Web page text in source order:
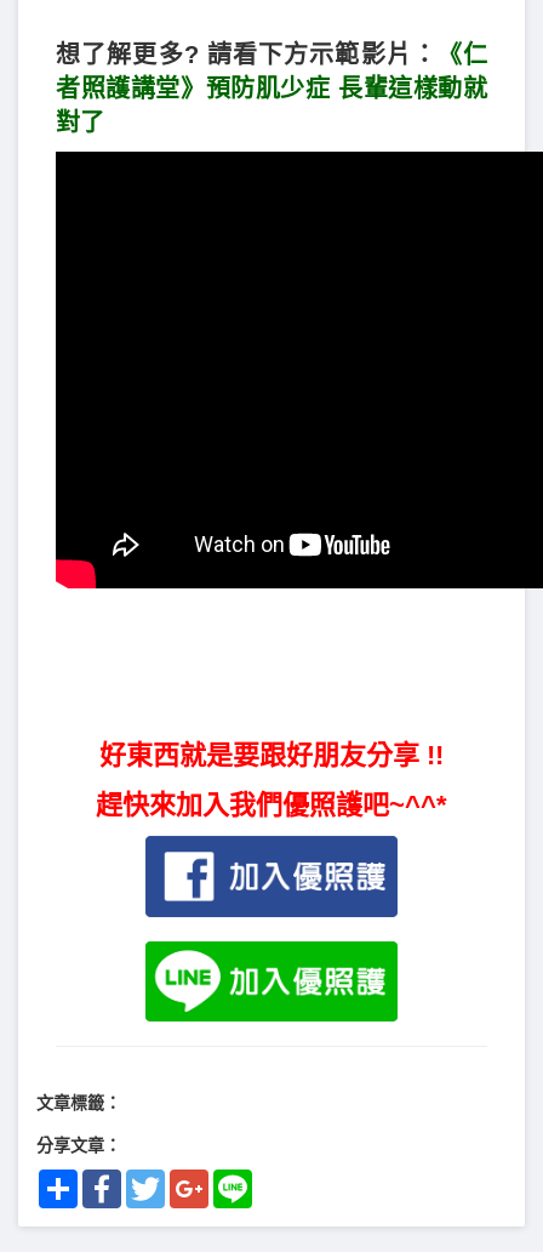
想了解更多? 請看下方示範影片：
《仁
者照護講堂》預防肌少症 長輩這樣動就
對了
好東西就是要跟好朋友分享 !!
趕快來加入我們優照護吧~^^*
文章標籤：
分享文章：
Share FacebookTwitterGoogle+